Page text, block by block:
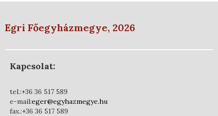
Egri Főegyházmegye, 2026
Kapcsolat:
tel.:+36 36 517 589
e-mail:eger@egyhazmegye.hu
fax.:+36 36 517 589